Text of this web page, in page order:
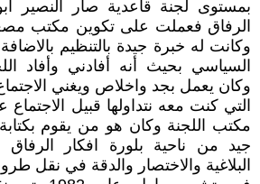
بمستوى لجنة قاعدية صار النصير
الرفاق فعملت على تكوين مكتب
وكانت له خبرة جيدة بالتنظيم
السياسي بحيث أنه أفادني وأفاد
وكان يعمل بجد واخلاص ويغني الاجتماع
التي كنت معه نتداولها قبيل الاجتماع
مكتب اللجنة وكان هو من يقوم
جيد من ناحية بلورة افكار الرفاق
البلاغية والاختصار والدقة في نقل